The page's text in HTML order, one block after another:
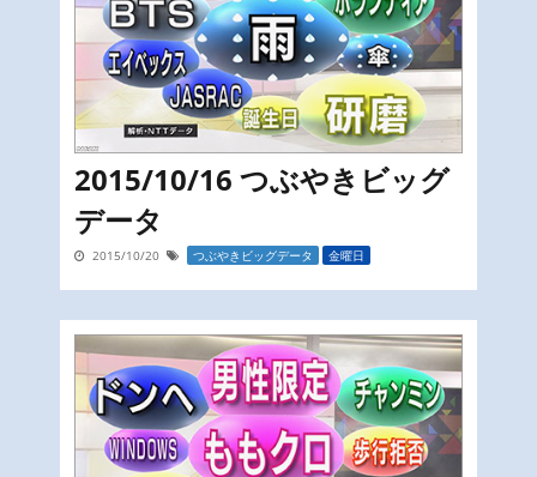
2015/10/16 つぶやきビッグ
データ
2015/10/20 つぶやきビッグデータ 金曜日